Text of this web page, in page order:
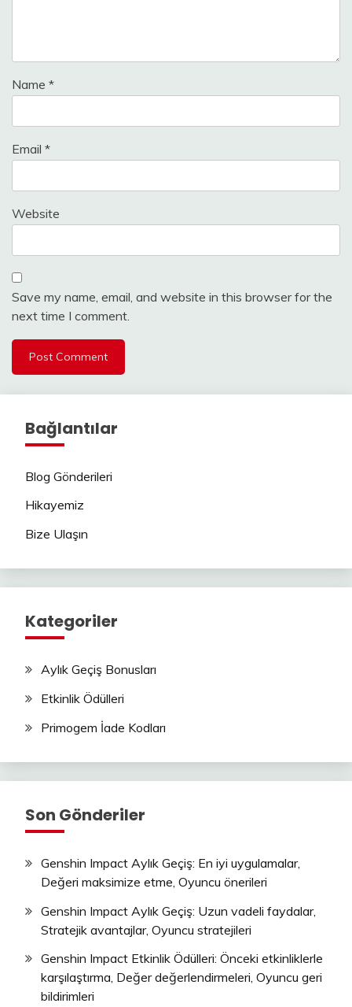
Name *
Email *
Website
Save my name, email, and website in this browser for the
next time I comment.
Bağlantılar
Blog Gönderileri
Hikayemiz
Bize Ulaşın
Kategoriler
Aylık Geçiş Bonusları
Etkinlik Ödülleri
Primogem İade Kodları
Son Gönderiler
Genshin Impact Aylık Geçiş: En iyi uygulamalar,
Değeri maksimize etme, Oyuncu önerileri
Genshin Impact Aylık Geçiş: Uzun vadeli faydalar,
Stratejik avantajlar, Oyuncu stratejileri
Genshin Impact Etkinlik Ödülleri: Önceki etkinliklerle
karşılaştırma, Değer değerlendirmeleri, Oyuncu geri
bildirimleri